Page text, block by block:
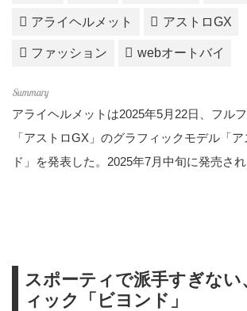
アライヘルメット アストロGX
ファッション webオートバイ
アライヘルメットは2025年5月22日、フル
「アストロGX」のグラフィックモデル「
ド」を発表した。2025年7月中旬に発売され
スポーティで派手すぎない
ィック「ビヨンド」